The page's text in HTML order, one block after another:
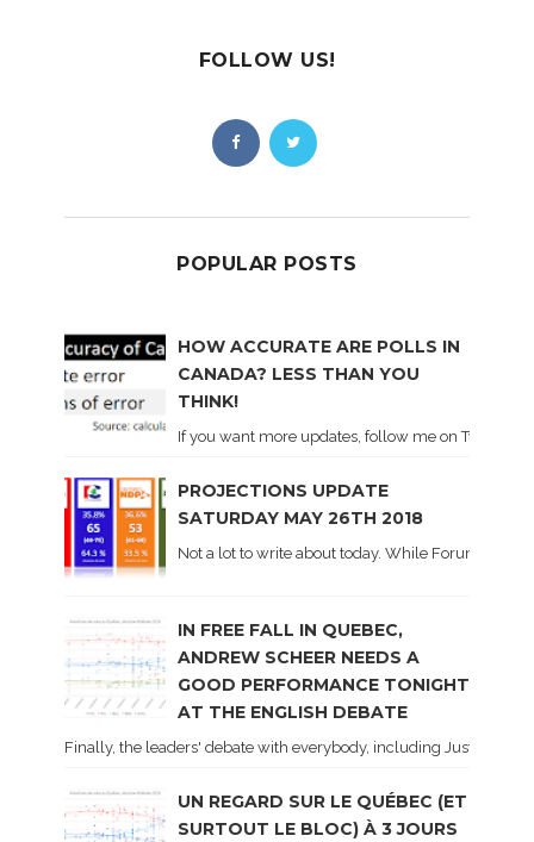
FOLLOW US!
POPULAR POSTS
HOW ACCURATE ARE POLLS IN
CANADA? LESS THAN YOU
THINK!
If you want more updates, follow me on Twitter .
PROJECTIONS UPDATE
SATURDAY MAY 26TH 2018
Not a lot to write about today. While Forum did
IN FREE FALL IN QUEBEC,
ANDREW SCHEER NEEDS A
GOOD PERFORMANCE TONIGHT
AT THE ENGLISH DEBATE
Finally, the leaders' debate with everybody, including Justin
UN REGARD SUR LE QUÉBEC (ET
SURTOUT LE BLOC) À 3 JOURS